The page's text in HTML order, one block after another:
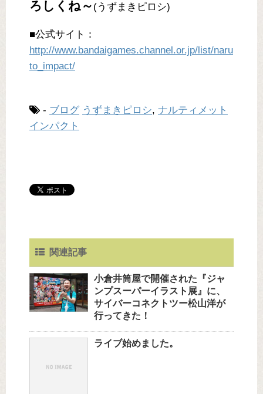
ろしくね～ (うずまきピロシ)
■公式サイト：
http://www.bandaigames.channel.or.jp/list/naru
to_impact/
- ブログ うずまきピロシ, ナルティメット
インパクト
関連記事
小倉井筒屋で開催された『ジャ
ンプスーパーイラスト展』に、
サイバーコネクトツー松山洋が
行ってきた！
ライブ始めました。